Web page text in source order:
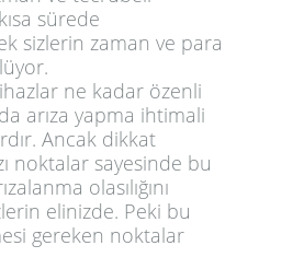
sürede
sizlerin zaman ve para
ne kadar özenli
arıza yapma ihtimali
Ancak dikkat
noktalar sayesinde bu
olasılığını
elinizde. Peki bu
gereken noktalar